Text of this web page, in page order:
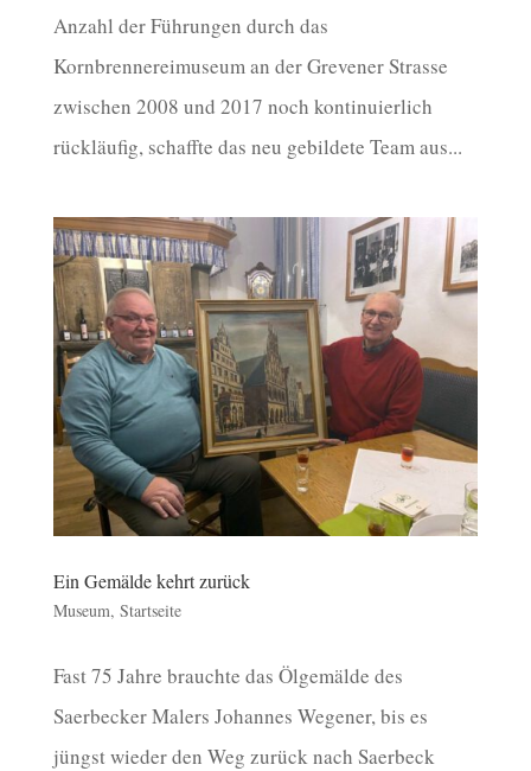
Anzahl der Führungen durch das
Kornbrennereimuseum an der Grevener Strasse
zwischen 2008 und 2017 noch kontinuierlich
rückläufig, schaffte das neu gebildete Team aus...
Ein Gemälde kehrt zurück
Museum, Startseite
Fast 75 Jahre brauchte das Ölgemälde des
Saerbecker Malers Johannes Wegener, bis es
jüngst wieder den Weg zurück nach Saerbeck